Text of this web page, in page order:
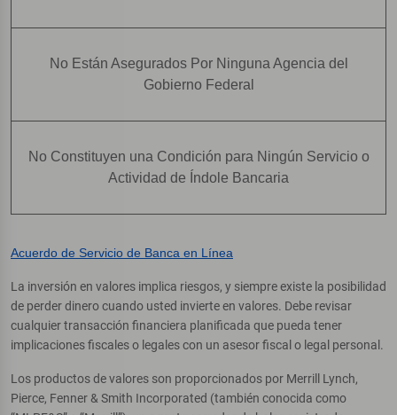
No Están Asegurados Por Ninguna Agencia del
Gobierno Federal
No Constituyen una Condición para Ningún Servicio o
Actividad de Índole Bancaria
Acuerdo de Servicio de Banca en Línea
La inversión en valores implica riesgos, y siempre existe la posibilidad
de perder dinero cuando usted invierte en valores. Debe revisar
cualquier transacción financiera planificada que pueda tener
implicaciones fiscales o legales con un asesor fiscal o legal personal.
Los productos de valores son proporcionados por Merrill Lynch,
Pierce, Fenner & Smith Incorporated (también conocida como